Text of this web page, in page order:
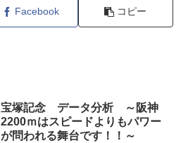
Facebook コピー
宝塚記念 データ分析 ～阪神
2200ｍはスピードよりもパワー
が問われる舞台です！！～